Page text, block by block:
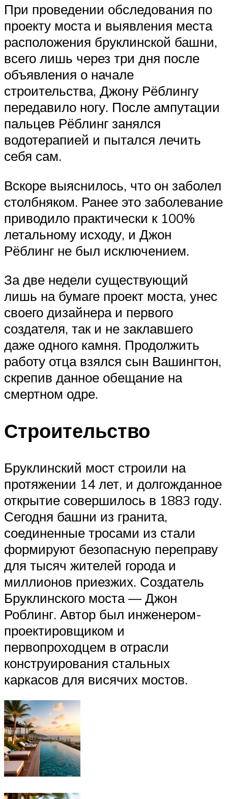
При проведении обследования по
проекту моста и выявления места
расположения бруклинской башни,
всего лишь через три дня после
объявления о начале
строительства, Джону Рёблингу
передавило ногу. После ампутации
пальцев Рёблинг занялся
водотерапией и пытался лечить
себя сам.
Вскоре выяснилось, что он заболел
столбняком. Ранее это заболевание
приводило практически к 100%
летальному исходу, и Джон
Рёблинг не был исключением.
За две недели существующий
лишь на бумаге проект моста, унес
своего дизайнера и первого
создателя, так и не заклавшего
даже одного камня. Продолжить
работу отца взялся сын Вашингтон,
скрепив данное обещание на
смертном одре.
Строительство
Бруклинский мост строили на
протяжении 14 лет, и долгожданное
открытие совершилось в 1883 году.
Сегодня башни из гранита,
соединенные тросами из стали
формируют безопасную переправу
для тысяч жителей города и
миллионов приезжих. Создатель
Бруклинского моста — Джон
Роблинг. Автор был инженером-
проектировщиком и
первопроходцем в отрасли
конструирования стальных
каркасов для висячих мостов.